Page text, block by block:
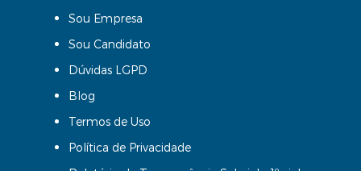
Sou Empresa
Sou Candidato
Dúvidas LGPD
Blog
Termos de Uso
Política de Privacidade